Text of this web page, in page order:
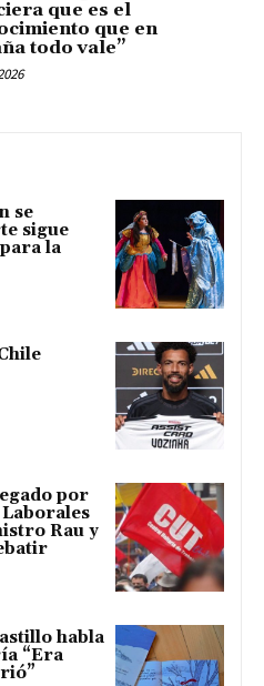
que es el
que en
todo vale”
se
sigue
la
por
Rau y
habla
“Era